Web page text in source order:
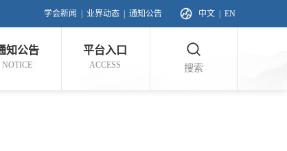
学会新闻 业界动态 通知公告 中文 EN
知公告
NOTICE
平台入口
ACCESS 搜索